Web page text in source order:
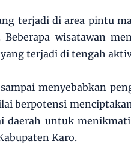
terjadi di area pintu
Beberapa wisatawan
terjadi di tengah
menyebabkan
berpotensi
daerah untuk
Karo.